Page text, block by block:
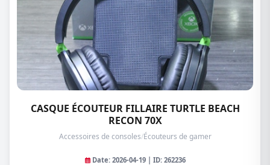
CASQUE ÉCOUTEUR FILLAIRE TURTLE BEACH
RECON 70X
Accessoires de consoles/Écouteurs de gamer
Date: 2026-04-19 | ID: 262236